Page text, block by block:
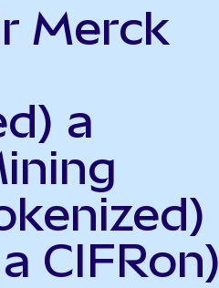
Merck
a
CIFRon)